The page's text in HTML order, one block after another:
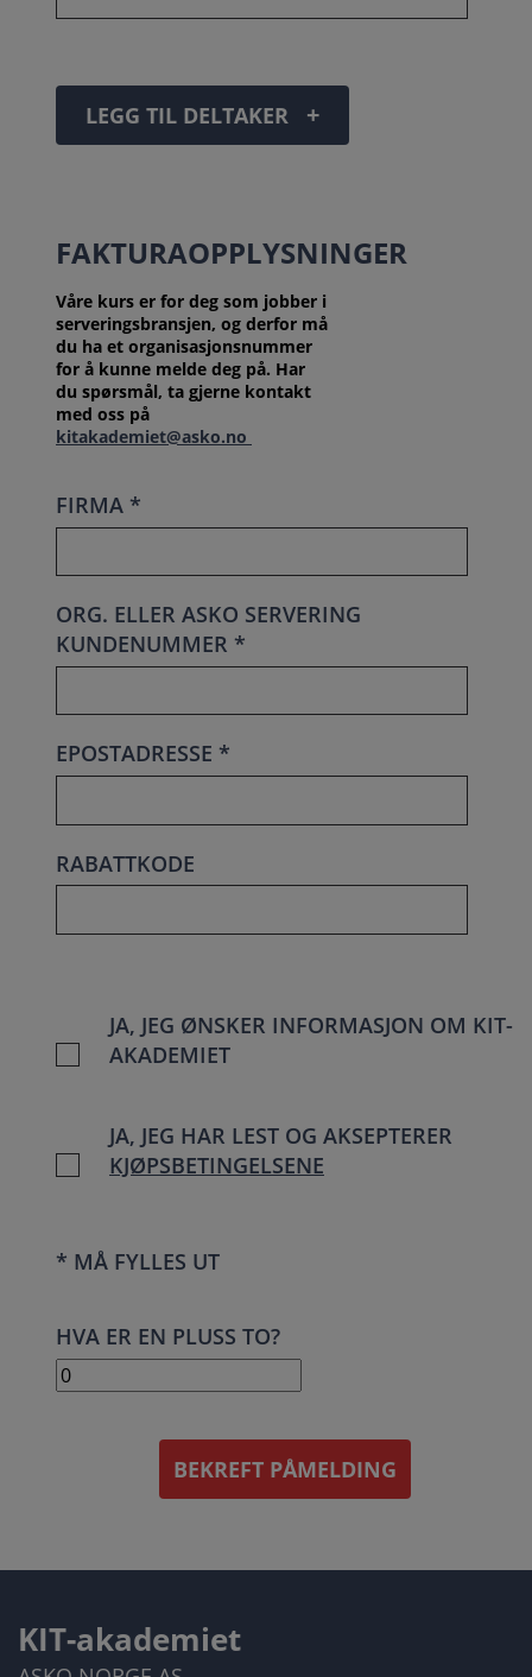
LEGG TIL DELTAKER +
FAKTURAOPPLYSNINGER
Våre kurs er for deg som jobber i
serveringsbransjen, og derfor må
du ha et organisasjonsnummer
for å kunne melde deg på. Har
du spørsmål, ta gjerne kontakt
med oss på
kitakademiet@asko.no
FIRMA *
ORG. ELLER ASKO SERVERING
KUNDENUMMER *
EPOSTADRESSE *
RABATTKODE
JA, JEG ØNSKER INFORMASJON OM KIT-
AKADEMIET
JA, JEG HAR LEST OG AKSEPTERER
KJØPSBETINGELSENE
* MÅ FYLLES UT
HVA ER EN PLUSS TO?
BEKREFT PÅMELDING
KIT-akademiet